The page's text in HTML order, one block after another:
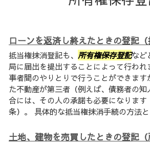
ローンを返済し終えたときの登記（
抵当権抹消登記も、 所有権保存登記など
局に届出を提出することによって行わ
事者間のやりとりで行うことができます
た不動産が第三者（例えば、債務者の
合には、その人の承諾も必要になります
条）。 具体的な抵当権抹消手続の方法
土地、建物を売買したときの登記（